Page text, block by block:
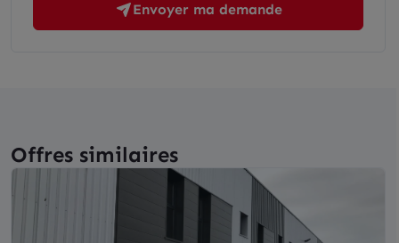
Envoyer ma demande
Offres similaires